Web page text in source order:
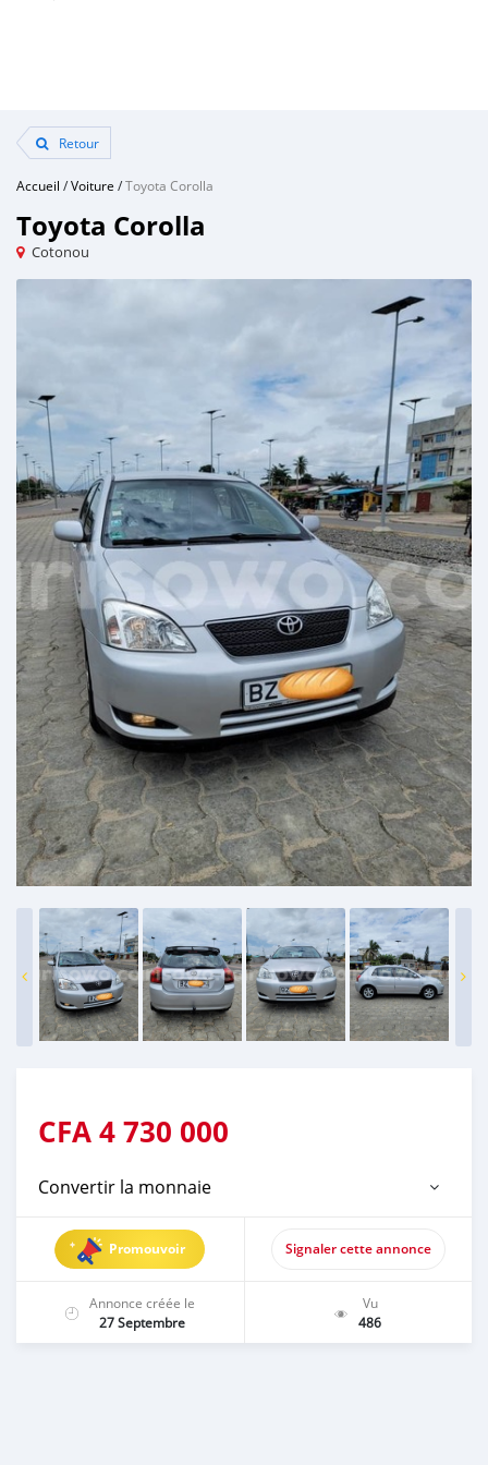
Retour
Accueil /Voiture /Toyota Corolla
Toyota Corolla
Cotonou
CFA4 730 000
Convertir la monnaie
Promouvoir Signaler cette annonce
Annonce créée le
27 Septembre
Vu
486